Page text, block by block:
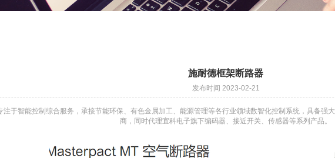
施耐德框架断路器
发布时间 2023-02-21
于智能控制综合服务，承接节能环保、有色金属加工、能源管理等各行业领域数智化控制系统，具备强
商，同时代理宜科电子旗下编码器、接近开关、传感器等系列产品。